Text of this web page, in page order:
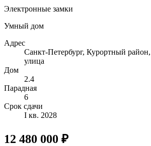
Электронные замки
Умный дом
Адрес
Санкт-Петербург, Курортный
улица
Дом
2.4
Парадная
6
Срок сдачи
I кв. 2028
12 480 000 ₽